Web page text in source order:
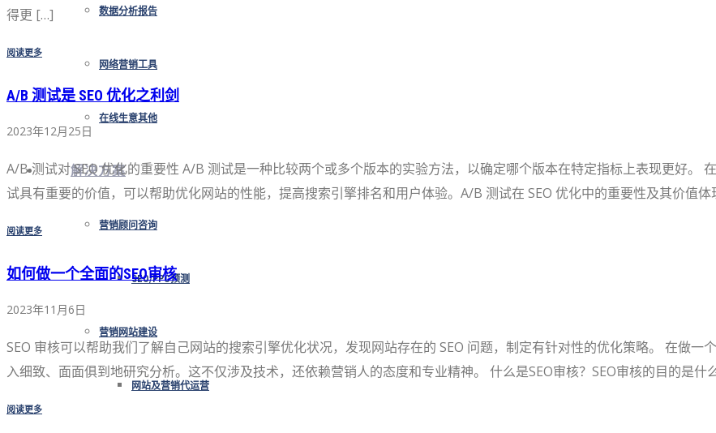
数据分析报告
网络营销工具
在线生意其他
解决方案
营销顾问咨询
SEO/PPC预测
营销网站建设
网站及营销代运营
得更 […]
阅读更多
A/B 测试是 SEO 优化之利剑
2023年12月25日
A/B 测试对 SEO 优化的重要性 A/B 测试是一种比较两个或多个版本的实验方法，以确定哪个版本在特定指标上表现更好。
试具有重要的价值，可以帮助优化网站的性能，提高搜索引擎排名和用户体验。A/B 测试在 SEO 优化中的重要性及其价值
阅读更多
如何做一个全面的SEO审核
2023年11月6日
SEO 审核可以帮助我们了解自己网站的搜索引擎优化状况，发现网站存在的 SEO 问题，制定有针对性的优化策略。 在做一
入细致、面面俱到地研究分析。这不仅涉及技术，还依赖营销人的态度和专业精神。 什么是SEO审核？SEO审核的目的是什
阅读更多